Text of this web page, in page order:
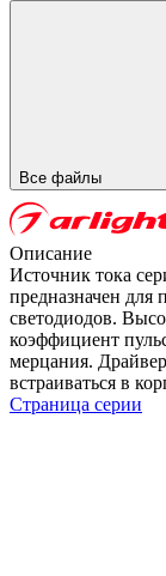
Все файлы
Описание
Источник тока
предназначен для
светодиодов.
коэффициент
мерцания.
встраиваться в
Страница серии